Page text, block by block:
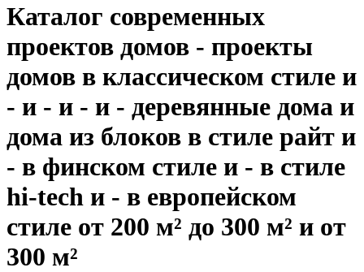
Каталог современных
проектов домов - проекты
домов в классическом стиле и
- и - и - и - деревянные дома и
дома из блоков в стиле райт и
- в финском стиле и - в стиле
hi-tech и - в европейском
стиле от 200 м² до 300 м² и от
300 м²